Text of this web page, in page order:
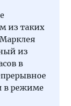
из таких
из
в
в режиме